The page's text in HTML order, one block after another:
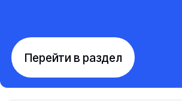
Перейти в раздел